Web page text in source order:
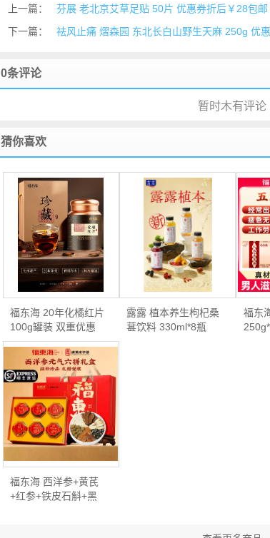
上一篇：
芬展 老北京艾草足贴 50片 优惠券折后￥28包邮
下一篇：
祛风止痛 熠森园 东北长白山野生天麻 250g 优
0条评论
暂时木有评论
猜你喜欢
福东海 20年化橘红片
100g罐装 双重优惠
折…
露露 植本养生枸杞桑
葚饮料 330ml*8瓶
福东
福东海 西洋参+黄芪
+红参+铁皮石斛+黑